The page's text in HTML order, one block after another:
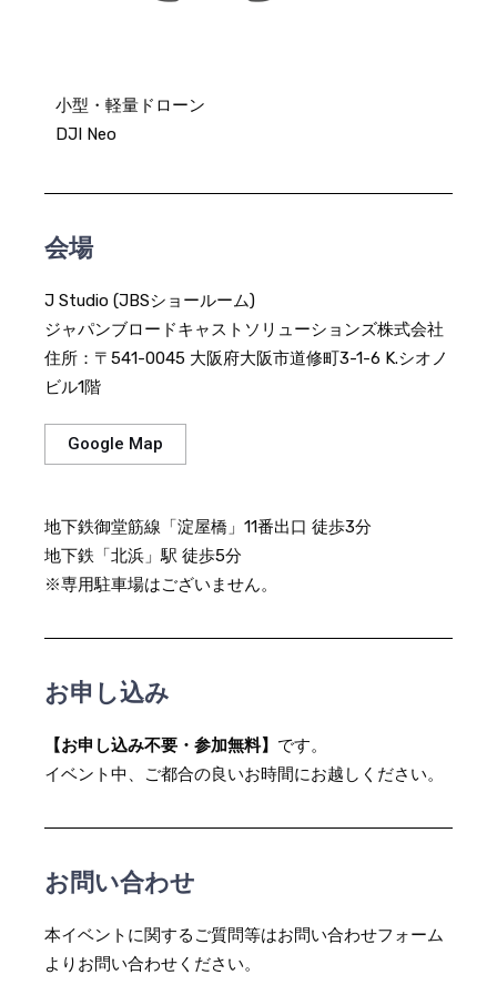
小型・軽量ドローン
DJI Neo
会場
J Studio (JBSショールーム)
ジャパンブロードキャストソリューションズ株式会社
住所：〒541-0045 大阪府大阪市道修町3-1-6 K.シオノ
ビル1階
Google Map
地下鉄御堂筋線「淀屋橋」11番出口 徒歩3分
地下鉄「北浜」駅 徒歩5分
※専用駐車場はございません。
お申し込み
【お申し込み不要・参加無料】 です。
イベント中、ご都合の良いお時間にお越しください。
お問い合わせ
本イベントに関するご質問等はお問い合わせフォーム
よりお問い合わせください。